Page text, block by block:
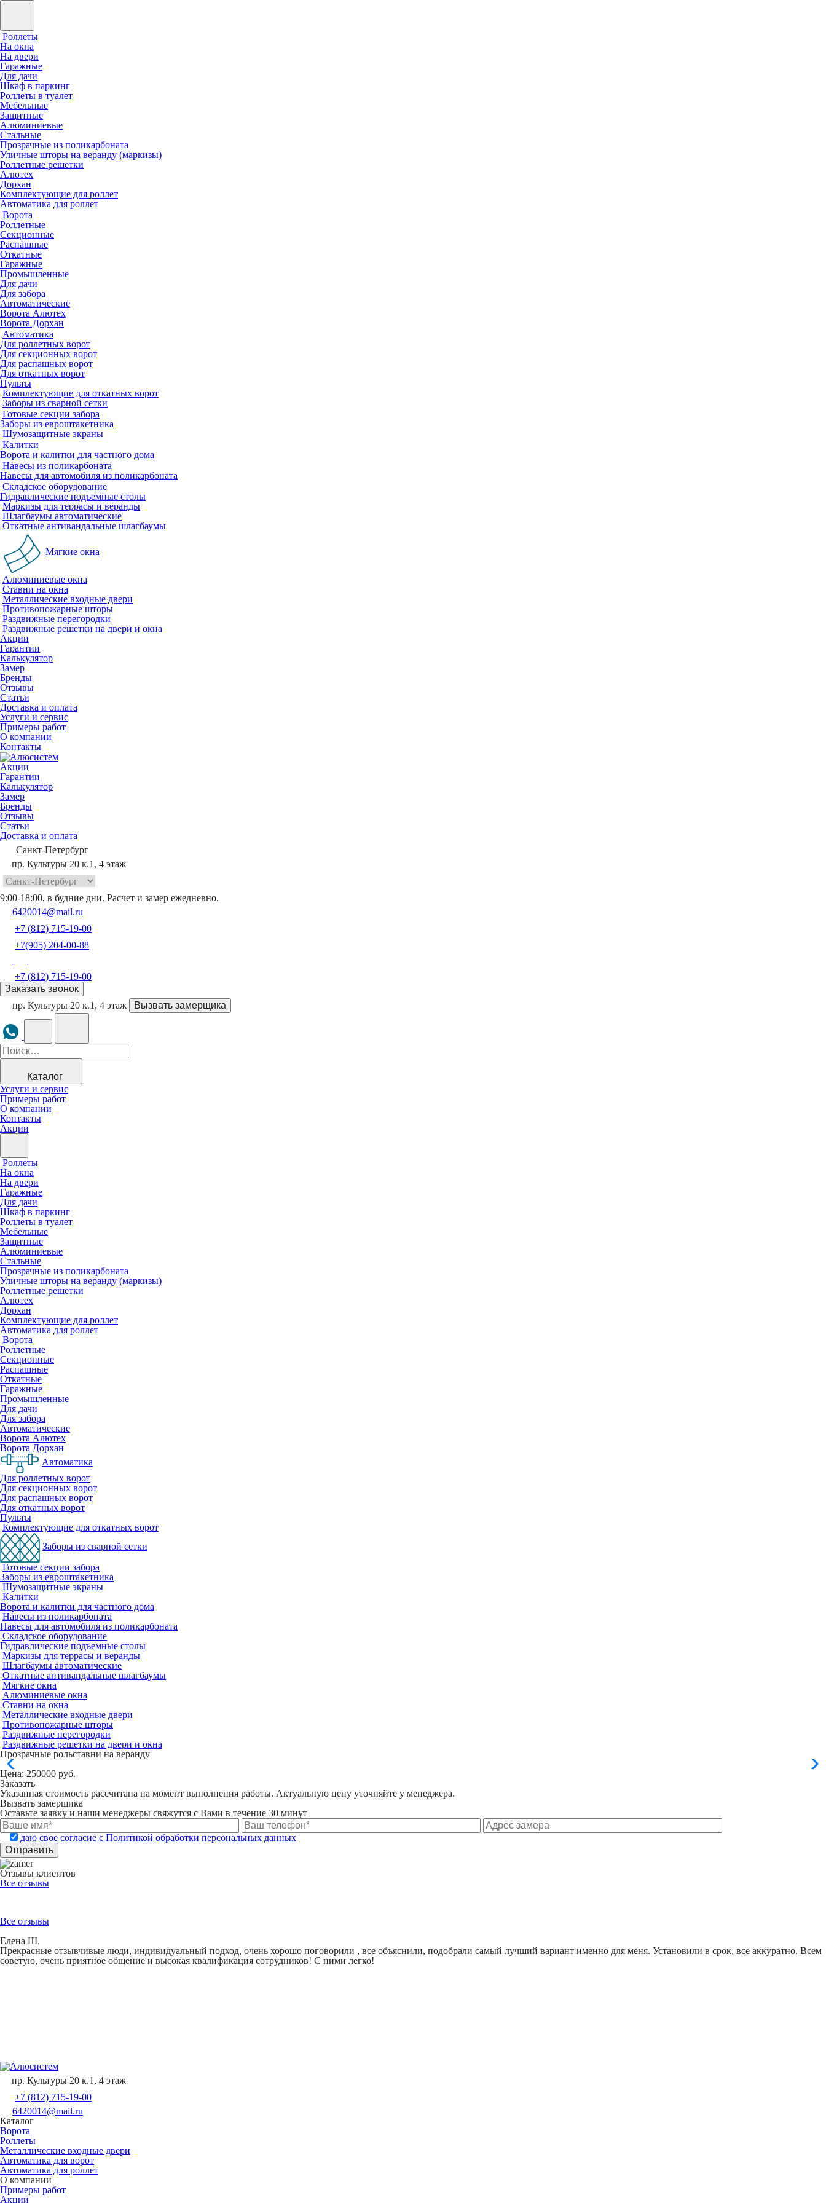
Роллеты
На окна
На двери
Гаражные
Для дачи
Шкаф в паркинг
Роллеты в туалет
Мебельные
Защитные
Алюминиевые
Стальные
Прозрачные из поликарбоната
Уличные шторы на веранду (маркизы)
Роллетные решетки
Алютех
Дорхан
Комплектующие для роллет
Автоматика для роллет
Ворота
Роллетные
Секционные
Распашные
Откатные
Гаражные
Промышленные
Для дачи
Для забора
Автоматические
Ворота Алютех
Ворота Дорхан
Автоматика
Для роллетных ворот
Для секционных ворот
Для распашных ворот
Для откатных ворот
Пульты
Комплектующие для откатных ворот
Заборы из сварной сетки
Готовые секции забора
Заборы из евроштакетника
Шумозащитные экраны
Калитки
Ворота и калитки для частного дома
Навесы из поликарбоната
Навесы для автомобиля из поликарбоната
Складское оборудование
Гидравлические подъемные столы
Маркизы для террасы и веранды
Шлагбаумы автоматические
Откатные антивандальные шлагбаумы
Мягкие окна
Алюминиевые окна
Ставни на окна
Металлические входные двери
Противопожарные шторы
Раздвижные перегородки
Раздвижные решетки на двери и окна
Акции
Гарантии
Калькулятор
Замер
Бренды
Отзывы
Статьи
Доставка и оплата
Услуги и сервис
Примеры работ
О компании
Контакты
Акции
Гарантии
Калькулятор
Замер
Бренды
Отзывы
Статьи
Доставка и оплата
Санкт-Петербург
пр. Культуры 20 к.1, 4 этаж
9:00-18:00, в будние дни. Расчет и замер ежедневно.
6420014@mail.ru
+7 (812) 715-19-00
+7(905) 204-00-88
+7 (812) 715-19-00
Заказать звонок
пр. Культуры 20 к.1, 4 этаж
Вызвать замерщика
Каталог
Услуги и сервис
Примеры работ
О компании
Контакты
Акции
Роллеты
На окна
На двери
Гаражные
Для дачи
Шкаф в паркинг
Роллеты в туалет
Мебельные
Защитные
Алюминиевые
Стальные
Прозрачные из поликарбоната
Уличные шторы на веранду (маркизы)
Роллетные решетки
Алютех
Дорхан
Комплектующие для роллет
Автоматика для роллет
Ворота
Роллетные
Секционные
Распашные
Откатные
Гаражные
Промышленные
Для дачи
Для забора
Автоматические
Ворота Алютех
Ворота Дорхан
Автоматика
Для роллетных ворот
Для секционных ворот
Для распашных ворот
Для откатных ворот
Пульты
Комплектующие для откатных ворот
Заборы из сварной сетки
Готовые секции забора
Заборы из евроштакетника
Шумозащитные экраны
Калитки
Ворота и калитки для частного дома
Навесы из поликарбоната
Навесы для автомобиля из поликарбоната
Складское оборудование
Гидравлические подъемные столы
Маркизы для террасы и веранды
Шлагбаумы автоматические
Откатные антивандальные шлагбаумы
Мягкие окна
Алюминиевые окна
Ставни на окна
Металлические входные двери
Противопожарные шторы
Раздвижные перегородки
Раздвижные решетки на двери и окна
Прозрачные рольставни на веранду
Цена: 250000 руб.
Заказать
Указанная стоимость рассчитана на момент выполнения работы. Актуальную цену уточняйте у менеджера.
Вызвать замерщика
Оставьте заявку и наши менеджеры свяжутся с Вами в течение 30 минут
даю свое согласие с Политикой обработки персональных данных
Отзывы клиентов
Все отзывы
Все отзывы
Елена Ш.
Прекрасные отзывчивые люди, индивидуальный подход, очень хорошо поговорили , все объяснили, подобрали самый лучший вариант именно для меня. Установили в срок, все аккуратно. Всем
советую, очень приятное общение и высокая квалификация сотрудников! С ними легко!
пр. Культуры 20 к.1, 4 этаж
+7 (812) 715-19-00
6420014@mail.ru
Каталог
Ворота
Роллеты
Металлические входные двери
Автоматика для ворот
Автоматика для роллет
О компании
Примеры работ
Акции